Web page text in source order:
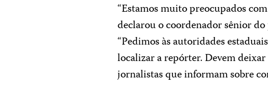
“Estamos muito preocupados
declarou o coordenador sênior
“Pedimos às autoridades
localizar a repórter. Devem
jornalistas que informam sobre